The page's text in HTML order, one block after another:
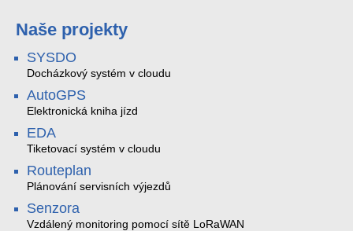
Naše projekty
SYSDO
Docházkový systém v cloudu
AutoGPS
Elektronická kniha jízd
EDA
Tiketovací systém v cloudu
Routeplan
Plánování servisních výjezdů
Senzora
Vzdálený monitoring pomocí sítě LoRaWAN